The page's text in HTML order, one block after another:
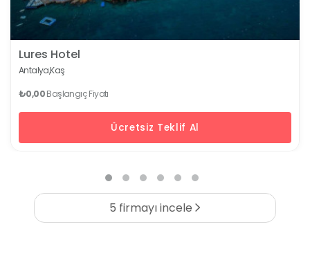
Lures Hotel
Antalya,Kaş
₺0,00Başlangıç Fiyatı
Ücretsiz Teklif Al
5 firmayı incele